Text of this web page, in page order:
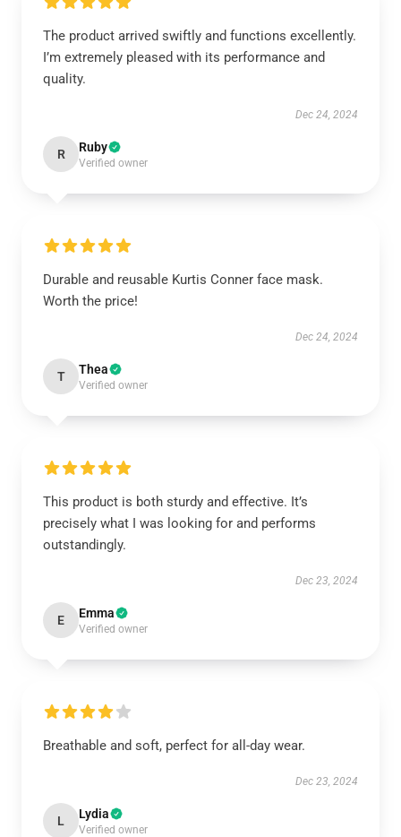
The product arrived swiftly and functions excellently.
I’m extremely pleased with its performance and
quality.
Dec 24, 2024
R Ruby
Verified owner
Durable and reusable Kurtis Conner face mask.
Worth the price!
Dec 24, 2024
T Thea
Verified owner
This product is both sturdy and effective. It’s
precisely what I was looking for and performs
outstandingly.
Dec 23, 2024
E Emma
Verified owner
Breathable and soft, perfect for all-day wear.
Dec 23, 2024
L Lydia
Verified owner